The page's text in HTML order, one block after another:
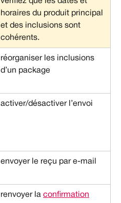
horaires du produit principal
et des inclusions sont
cohérents.
réorganiser les inclusions
d’un package
activer/désactiver l’envoi
envoyer le reçu par e-mail
renvoyer la confirmation